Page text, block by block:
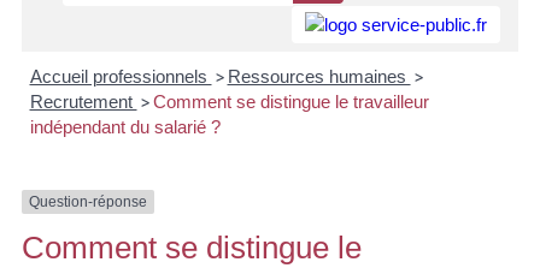
Accueil professionnels > Ressources humaines >
Recrutement > Comment se distingue le travailleur
indépendant du salarié ?
Question-réponse
Comment se distingue le